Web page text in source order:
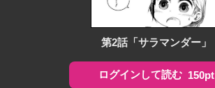
第2話「サラマンダー」
ログインして読む 150pt